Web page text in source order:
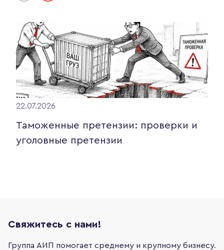
22.07.2026
Таможенные претензии: проверки и
уголовные претензии
Свяжитесь с нами!
Группа АИП помогает среднему и крупному бизнесу.